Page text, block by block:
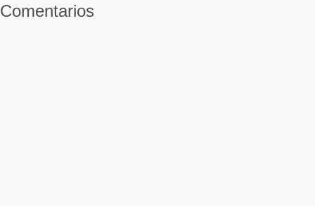
Comentarios